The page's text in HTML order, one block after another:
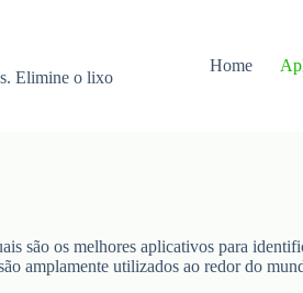
Elimine o lixo
Home
são os melhores aplicativos para
amplamente utilizados ao redor do